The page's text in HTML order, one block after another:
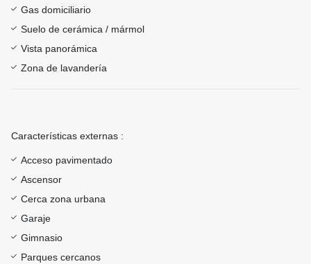
Gas domiciliario
Suelo de cerámica / mármol
Vista panorámica
Zona de lavandería
Características externas :
Acceso pavimentado
Ascensor
Cerca zona urbana
Garaje
Gimnasio
Parques cercanos